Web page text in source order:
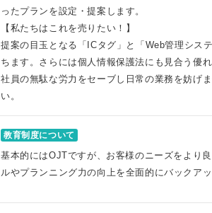
ったプランを設定・提案します。
【私たちはこれを売りたい！】
提案の目玉となる「ICタグ」と「Web管理シス
ちます。さらには個人情報保護法にも見合う優
社員の無駄な労力をセーブし日常の業務を妨げ
い。
教育制度について
基本的にはOJTですが、お客様のニーズをより
ルやプランニング力の向上を全面的にバックア